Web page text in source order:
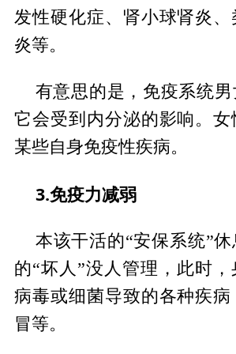
发性硬化症、肾小球肾炎
炎等。
有意思的是，免疫系统
它会受到内分泌的影响。女
某些自身免疫性疾病。
3.免疫力减弱
本该干活的“安保系统”
的“坏人”没人管理，此时
病毒或细菌导致的各种疾
冒等。